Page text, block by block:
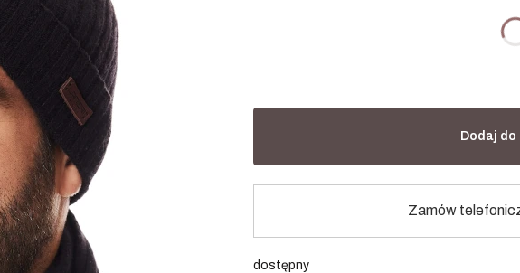
Dodaj
Zamów
dostępny